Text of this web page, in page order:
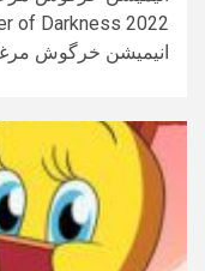
انیمیشن خرگوش